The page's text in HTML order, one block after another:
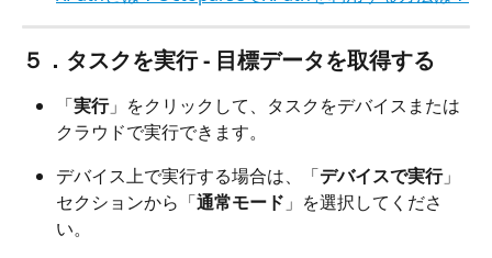
５．タスクを実行 - 目標データを取得する
「実行」をクリックして、タスクをデバイスまたは
クラウドで実行できます。
デバイス上で実行する場合は、「デバイスで実行」
セクションから「通常モード 」を選択してくださ
い。